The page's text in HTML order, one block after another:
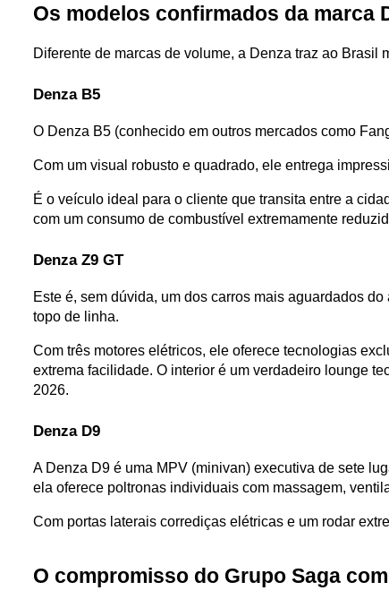
Os modelos confirmados da marca
Diferente de marcas de volume, a Denza traz ao
Denza B5
O Denza B5 (conhecido em outros mercados como
Com um visual robusto e quadrado, ele entrega
É o veículo ideal para o cliente que transita entre a
com um consumo de combustível extremamente
Denza Z9 GT
Este é, sem dúvida, um dos carros mais aguardados
topo de linha.
Com três motores elétricos, ele oferece tecnologias
extrema facilidade. O interior é um verdadeiro lounge
2026.
Denza D9
A Denza D9 é uma MPV (minivan) executiva de sete
ela oferece poltronas individuais com massagem,
Com portas laterais corrediças elétricas e um rodar
O compromisso do Grupo Saga